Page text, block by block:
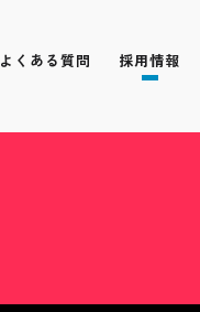
よくある質問 採用情報